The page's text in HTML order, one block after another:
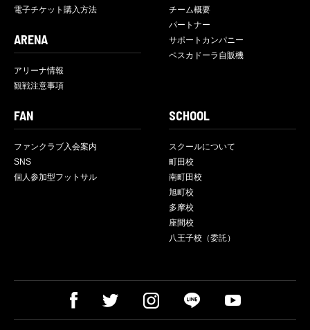
電子チケット購入方法
ARENA
アリーナ情報
観戦注意事項
チーム概要
パートナー
サポートカンパニー
ペスカドーラ自販機
FAN
ファンクラブ入会案内
SNS
個人参加型フットサル
SCHOOL
スクールについて
町田校
南町田校
旭町校
多摩校
座間校
八王子校（委託）